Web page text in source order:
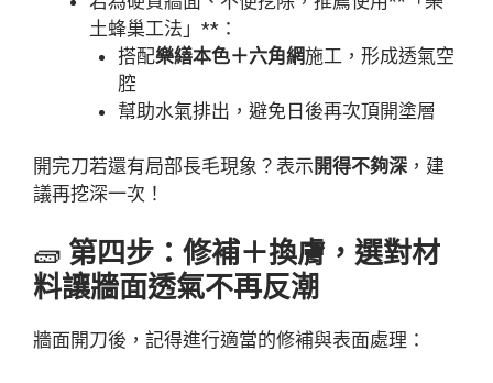
土蜂巢工法」**：
搭配樂繕本色＋六角網施工，形成透氣空
腔
幫助水氣排出，避免日後再次頂開塗層
開完刀若還有局部長毛現象？表示 開得不夠深 ，建
議再挖深一次！
🧱 第四步：修補＋換膚，選對材
料讓牆面透氣不再反潮
牆面開刀後，記得進行適當的修補與表面處理：